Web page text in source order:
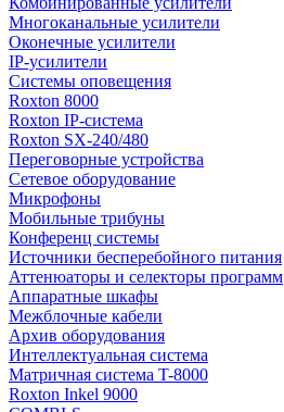
Многоканальные усилители
Оконечные усилители
IP-усилители
Системы оповещения
Roxton 8000
Roxton IP-система
Roxton SX-240/480
Переговорные устройства
Сетевое оборудование
Микрофоны
Мобильные трибуны
Конференц системы
Источники бесперебойного питания
Аттенюаторы и селекторы программ
Аппаратные шкафы
Межблочные кабели
Архив оборудования
Интеллектуальная система
Матричная система T-8000
Roxton Inkel 9000